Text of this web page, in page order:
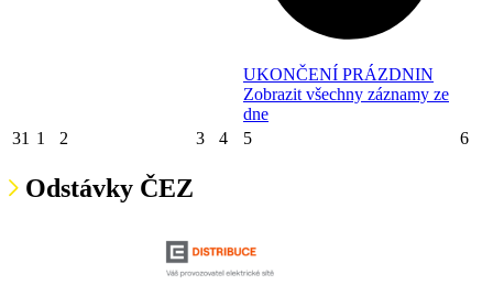
UKONČENÍ PRÁZDNIN
Zobrazit všechny záznamy ze
dne
31 1 2 3 4 5 6
Odstávky ČEZ